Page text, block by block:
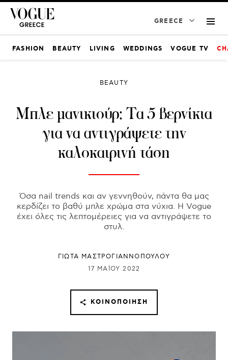
GREECE
FASHION BEAUTY LIVING WEDDINGS VOGUE TV
BEAUTY
Μπλε μανικιούρ: Τα 5 βερνίκια
για να αντιγράψετε την
καλοκαιρινή τάση
Όσα nail trends και αν γεννηθούν, πάντα θα μας
κερδίζει το βαθύ μπλε χρώμα στα νύχια. H Vogue
έχει όλες τις λεπτομέρειες για να αντιγράψετε το
στυλ.
ΓΙΩΤΑ ΜΑΣΤΡΟΓΙΑΝΝΟΠΟΥΛΟΥ
17 ΜΑΪ́ΟΥ 2022
ΚΟΙΝΟΠΟΊΗΣΗ